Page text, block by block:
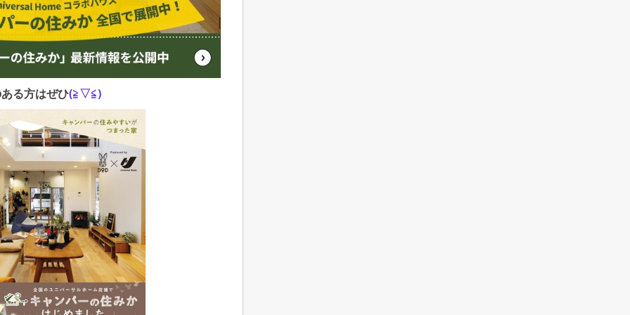
る方はぜひ(≧▽≦)